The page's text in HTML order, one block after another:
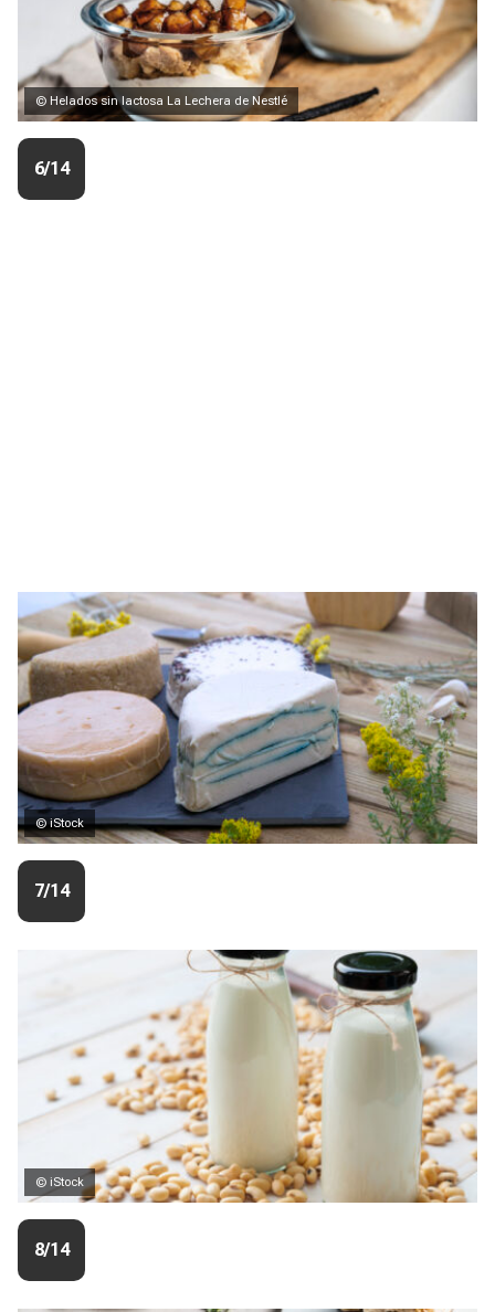
© Helados sin lactosa La Lechera de Nestlé
6/14
© iStock
7/14
© iStock
8/14